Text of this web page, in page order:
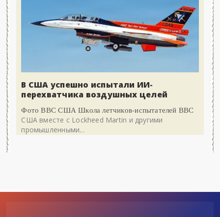
В США успешно испытали ИИ-
перехватчика воздушных целей
Фото ВВС США Школа летчиков-испытателей ВВС
США вместе с Lockheed Martin и другими
промышленными...